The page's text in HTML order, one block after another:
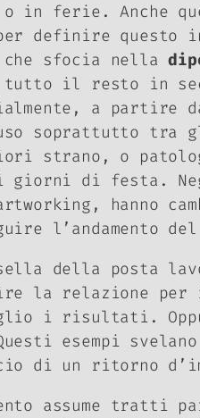
o in ferie. Anche
definire questo
che sfocia nella
tutto il resto in
a partire
soprattutto
strano, o
di festa.
hanno
l’andamento
della posta
la relazione per
i risultati.
esempi
di un ritorno
assume tratti